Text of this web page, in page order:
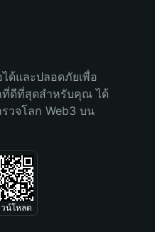
ด้และปลอดภัยเพื่อ
ที่ดีที่สุดสำหรับคุณ ได้
วจโลก Web3 บน
น์โหลด